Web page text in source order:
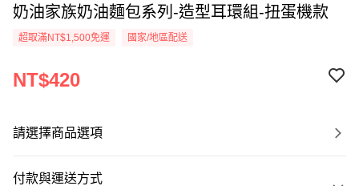
奶油家族奶油麵包系列-造型耳環組-扭蛋機款
超取滿NT$1,500免運 國家/地區配送
NT$420
請選擇商品選項
付款與運送方式